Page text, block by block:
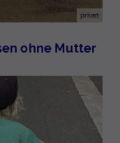
privat
ohne Mutter